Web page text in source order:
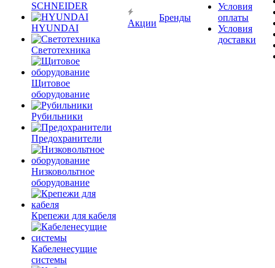
SCHNEIDER
HYUNDAI
Светотехника
Щитовое
оборудование
Рубильники
Предохранители
Низковольтное
оборудование
Крепежи для кабеля
Кабеленесущие
системы
Акции
Бренды
Условия
оплаты
Условия
доставки